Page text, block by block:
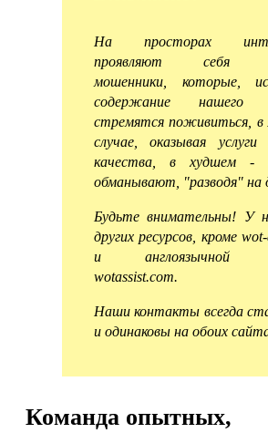
На просторах
проявляют себя
мошенники, которые,
содержание нашего
стремятся поживиться, в
случае, оказывая услуги
качества, в худшем -
обманывают, "разводя" на
Будьте внимательны! У
других ресурсов, кроме
и англоязычной
wotassist.com.
Наши контакты всегда
и одинаковы на обоих
Команда опытных,